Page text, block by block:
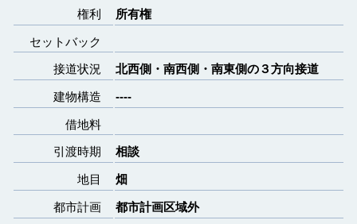
権利 所有権
セットバック
接道状況
北西側・南西側・南東側の３方向接道
建物構造 ----
借地料
引渡時期
相談
地目 畑
都市計画 都市計画区域外